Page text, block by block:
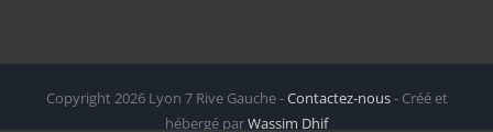
Copyright 2026 Lyon 7 Rive Gauche -Contactez-nous- Créé et
hébergé parWassim Dhif